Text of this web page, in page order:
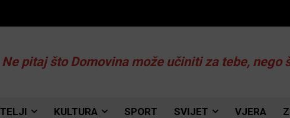
Ne pitaj što Domovina može učiniti za tebe, nego
KULTURA SPORT SVIJET VJERA